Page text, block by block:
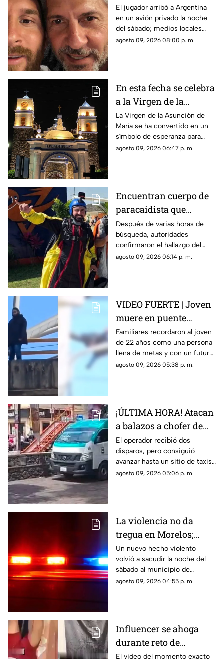
Messi y su familia en el
funeral de su papá
El jugador arribó a Argentina
en un avión privado la noche
del sábado; medios locales
captaron su llegada.
agosto 09, 2026 08:00 p. m.
En esta fecha se celebra
a la Virgen de la
Asunción de María en
Morelos
La Virgen de la Asunción de
María se ha convertido en un
símbolo de esperanza para
miles de creyentes.
agosto 09, 2026 06:47 p. m.
Encuentran cuerpo de
paracaidista que
desapareció durante
actividad en Puente de
Ixtla
Después de varias horas de
búsqueda, autoridades
confirmaron el hallazgo del
deportista en la zona sur de
agosto 09, 2026 06:14 p. m.
VIDEO FUERTE | Joven
muere en puente
vehicular; pidió a su
mamá que cuidara de
su gatito
Familiares recordaron al joven
de 22 años como una persona
llena de metas y con un futuro
prometedor.
agosto 09, 2026 05:38 p. m.
¡ÚLTIMA HORA! Atacan
a balazos a chofer de
Ruta 13 en Oaxtepec
El operador recibió dos
disparos, pero consiguió
avanzar hasta un sitio de taxis
donde solicitó ayuda.
agosto 09, 2026 05:06 p. m.
La violencia no da
tregua en Morelos;
ejecutan a un hombre
en Jiutepec
Un nuevo hecho violento
volvió a sacudir la noche del
sábado al municipio de
Jiutepec.
agosto 09, 2026 04:55 p. m.
Influencer se ahoga
durante reto de
transmisión en vivo;
El video del momento exacto